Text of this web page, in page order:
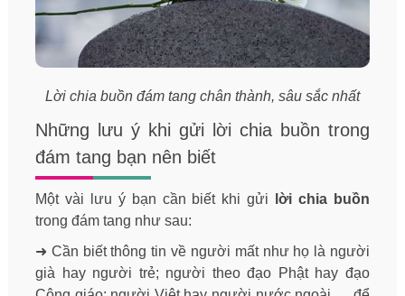
Lời chia buồn đám tang chân thành, sâu sắc nhất
Những lưu ý khi gửi lời chia buồn trong
đám tang bạn nên biết
Một vài lưu ý bạn cần biết khi gửi
lời chia buồn
trong đám tang như sau:
➜ Cần biết thông tin về người mất như họ là người
già hay người trẻ; người theo đạo Phật hay đạo